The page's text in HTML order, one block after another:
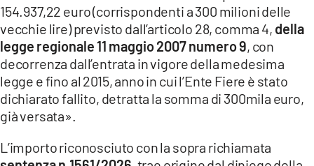
APPLE
154.937,22 euro (corrispondenti a 300 milioni delle
vecchie lire) previsto dall’articolo 28, comma 4, della
legge regionale 11 maggio 2007 numero 9, con
decorrenza dall’entrata in vigore della medesima
legge e fino al 2015, anno in cui l’Ente Fiere è stato
dichiarato fallito, detratta la somma di 300mila euro,
già versata».
L’importo riconosciuto con la sopra richiamata